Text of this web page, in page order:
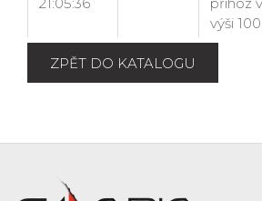
ZPĚT DO KATALOGU